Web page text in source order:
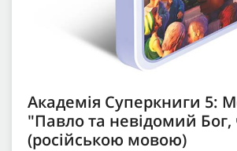
Академія Суперкниги 5:
"Павло та невідомий Бог,
(російською мовою)